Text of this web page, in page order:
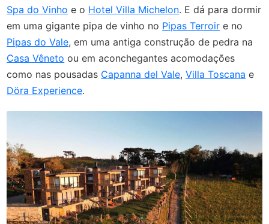
Spa do Vinho e o Hotel Villa Michelon. E dá para dormir
em uma gigante pipa de vinho no Pipas Terroir e no
Pipas do Vale, em uma antiga construção de pedra na
Casa Vêneto ou em aconchegantes acomodações
como nas pousadas Capanna del Vale,Villa Toscana e
Döra Experience.